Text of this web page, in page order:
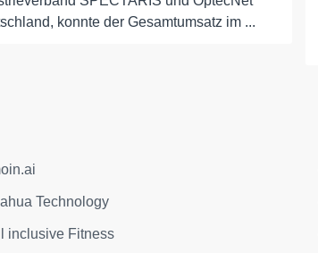
konnte der Gesamtumsatz im ...
Technology
inclusive Fitness